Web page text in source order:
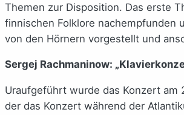
Themen zur Disposition. Das erste
finnischen Folklore nachempfunden
von den Hörnern vorgestellt und
Sergej Rachmaninow:
Uraufgeführt wurde das Konzert am
der das Konzert während der